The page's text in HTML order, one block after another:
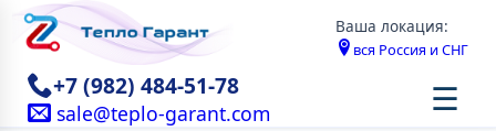
Ваша локация:
вся Россия и СНГ
+7 (982) 484-51-78
sale@teplo-garant.com ☰